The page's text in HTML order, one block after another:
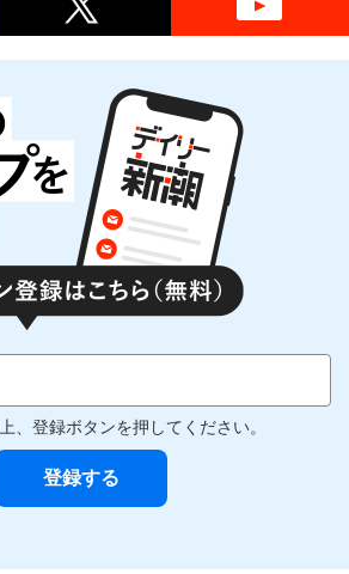
、登録ボタンを押してください。